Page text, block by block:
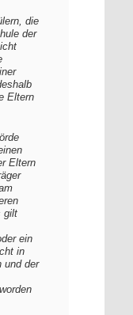
die
der
Eltern
Eltern
gilt
ein
in
und der